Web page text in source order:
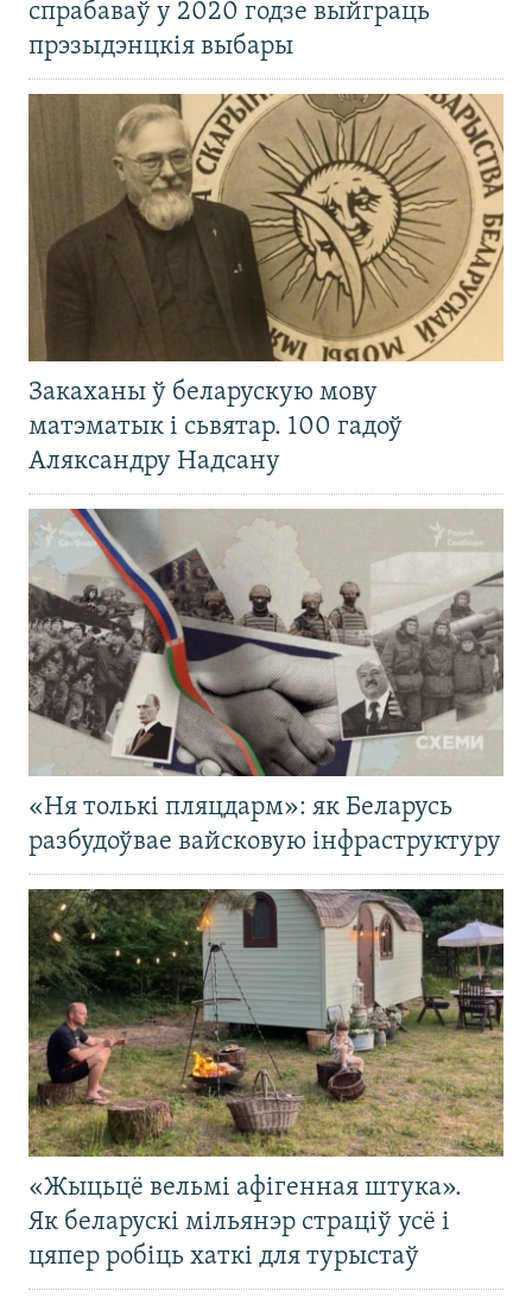
спрабаваў у 2020 годзе выйграць
прэзыдэнцкія выбары
Закаханы ў беларускую мову
матэматык і сьвятар. 100 гадоў
Аляксандру Надсану
«Ня толькі пляцдарм»: як Беларусь
разбудоўвае вайсковую інфраструктуру
«Жыцьцё вельмі афігенная штука».
Як беларускі мільянэр страціў усё і
цяпер робіць хаткі для турыстаў